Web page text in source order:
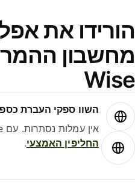
את
השוו ספקי העברת כספים
אין עמלות נסתרות. עם Wise תמיד תקבלו את
החליפין האמצעי.